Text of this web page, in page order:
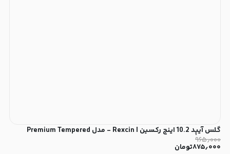
گلس آیپد 10.2 اینچ رکسین | Rexcin - مدل Premium Tempered
۹۶۵٫۰۰۰
۸۷۵٫۰۰۰تومان